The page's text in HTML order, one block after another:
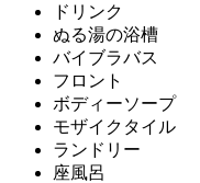
ドリンク
ぬる湯の浴槽
バイブラバス
フロント
ボディーソープ
モザイクタイル
ランドリー
座風呂